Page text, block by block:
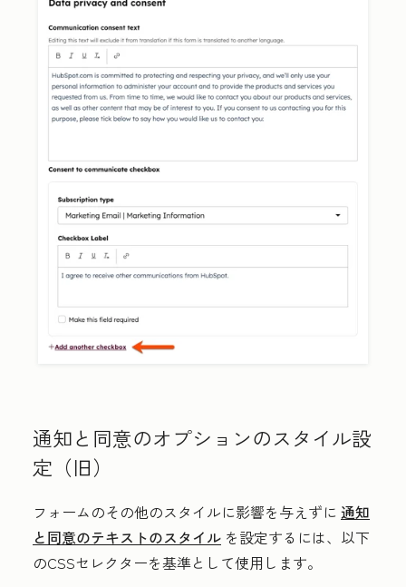
通知と同意のオプションのスタイル設
定（旧）
フォームのその他のスタイルに影響を与えずに 通知
と同意のテキストのスタイル を設定するには、以下
のCSSセレクターを基準として使用します。